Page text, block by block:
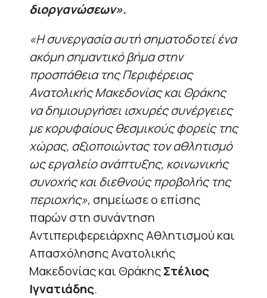
διοργανώσεων».
«Η συνεργασία αυτή σηματοδοτεί ένα
ακόμη σημαντικό βήμα στην
προσπάθεια της Περιφέρειας
Ανατολικής Μακεδονίας και Θράκης
να δημιουργήσει ισχυρές συνέργειες
με κορυφαίους θεσμικούς φορείς της
χώρας, αξιοποιώντας τον αθλητισμό
ως εργαλείο ανάπτυξης, κοινωνικής
συνοχής και διεθνούς προβολής της
περιοχής», σημείωσε ο επίσης
παρών στη συνάντηση
Αντιπεριφερειάρχης Αθλητισμού και
Απασχόλησης Ανατολικής
Μακεδονίας και ΘράκηςΣτέλιος
Ιγνατιάδης.